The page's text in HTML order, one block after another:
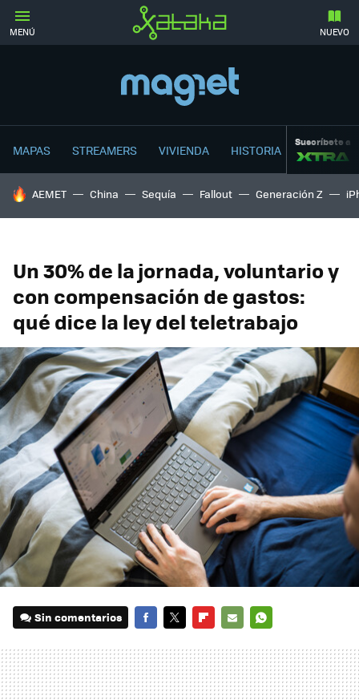
MENÚ NUEVO
MAPAS STREAMERS VIVIENDA HISTORIA Suscríbete a
HOY SE HABLA DE
AEMET China Sequía Fallout Generación Z
Un 30% de la jornada, voluntario y
con compensación de gastos:
qué dice la ley del teletrabajo
Sin comentarios
MAIL